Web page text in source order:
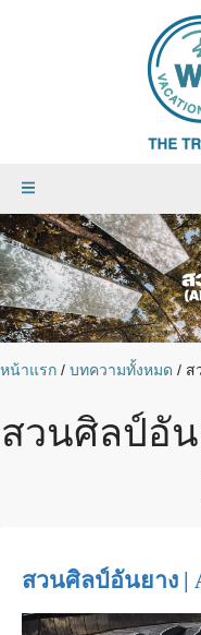
หน้าแรก / บทความทั้งหมด / ส
สวนศิลป์อัน
สวนศิลป์อันยาง |